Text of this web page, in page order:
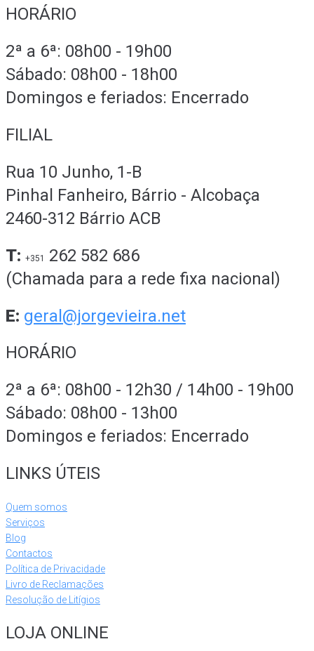
HORÁRIO
2ª a 6ª: 08h00 - 19h00
Sábado: 08h00 - 18h00
Domingos e feriados: Encerrado
FILIAL
Rua 10 Junho, 1-B
Pinhal Fanheiro, Bárrio - Alcobaça
2460-312 Bárrio ACB
T: +351
262 582 686
(Chamada para a rede fixa nacional)
E: geral@jorgevieira.net
HORÁRIO
2ª a 6ª: 08h00 - 12h30 / 14h00 - 19h00
Sábado: 08h00 - 13h00
Domingos e feriados: Encerrado
LINKS ÚTEIS
Quem somos
Serviços
Blog
Contactos
Política de Privacidade
Livro de Reclamações
Resolução de Litígios
LOJA ONLINE